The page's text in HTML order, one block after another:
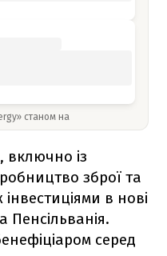
станом на
, включно із
зброї та
в нові
Пенсільванія.
серед